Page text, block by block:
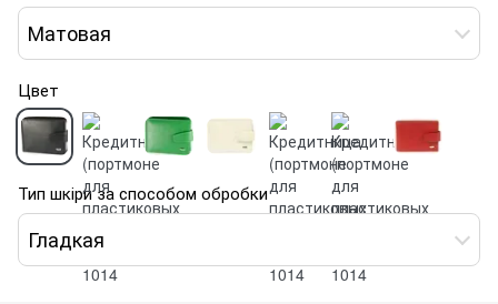
Матовая
Цвет
Тип шкіри за способом обробки
Гладкая